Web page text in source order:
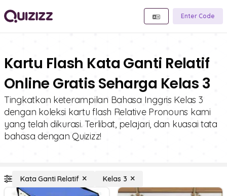
Enter Code
Kartu Flash Kata Ganti Relatif
Online Gratis Seharga Kelas 3
Tingkatkan keterampilan Bahasa Inggris Kelas 3
dengan koleksi kartu flash Relative Pronouns kami
yang telah dikurasi. Terlibat, pelajari, dan kuasai tata
bahasa dengan Quizizz!
Kata Ganti Relatif Kelas 3